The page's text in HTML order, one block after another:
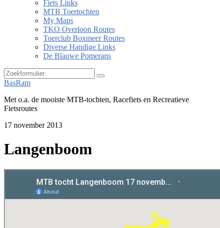
Fiets Links
MTB Toertochten
My Maps
TKO Overloon Routes
Toerclub Boxmeer Routes
Diverse Handige Links
De Blauwe Pomerans
Zoeken
BasRam
Met o.a. de mooiste MTB-tochten, Racefiets en Recreatieve
Fietsroutes
17 november 2013
Langenboom